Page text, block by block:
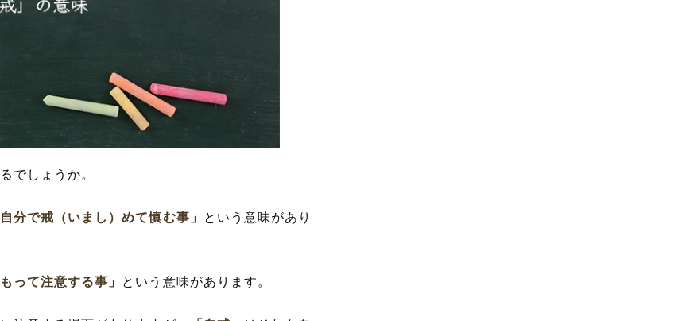
でしょうか。
分で戒（いまし）めて慎む事」
という意味があり
って注意する事」 という意味があります。